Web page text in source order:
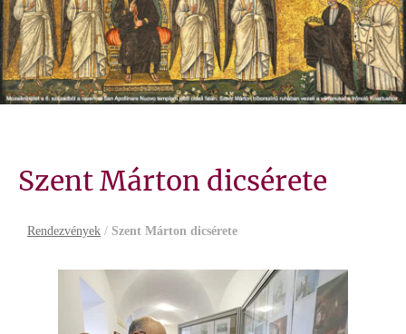
Szent Márton dicsérete
Rendezvények / Szent Márton dicsérete